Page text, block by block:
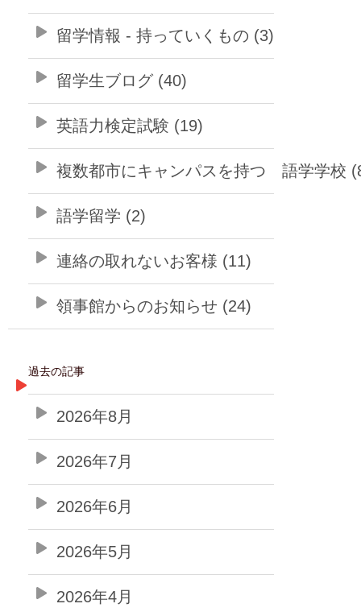
留学情報 - 持っていくもの (3)
留学生ブログ (40)
英語力検定試験 (19)
複数都市にキャンパスを持つ 語学学校
語学留学 (2)
連絡の取れないお客様 (11)
領事館からのお知らせ (24)
過去の記事
2026年8月
2026年7月
2026年6月
2026年5月
2026年4月